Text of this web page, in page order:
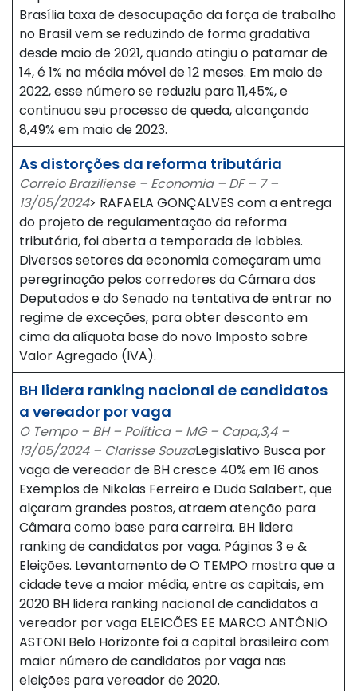
Brasília taxa de desocupação da força de trabalho
no Brasil vem se reduzindo de forma gradativa
desde maio de 2021, quando atingiu o patamar de
14, é 1% na média móvel de 12 meses. Em maio de
2022, esse número se reduziu para 11,45%, e
continuou seu processo de queda, alcançando
8,49% em maio de 2023.
As distorções da reforma tributária
Correio Braziliense – Economia – DF – 7 –
13/05/2024> RAFAELA GONÇALVES com a entrega
do projeto de regulamentação da reforma
tributária, foi aberta a temporada de lobbies.
Diversos setores da economia começaram uma
peregrinação pelos corredores da Câmara dos
Deputados e do Senado na tentativa de entrar no
regime de exceções, para obter desconto em
cima da alíquota base do novo Imposto sobre
Valor Agregado (IVA).
BH lidera ranking nacional de candidatos
a vereador por vaga
O Tempo – BH – Política – MG – Capa,3,4 –
13/05/2024 – Clarisse SouzaLegislativo Busca por
vaga de vereador de BH cresce 40% em 16 anos
Exemplos de Nikolas Ferreira e Duda Salabert, que
alçaram grandes postos, atraem atenção para
Câmara como base para carreira. BH lidera
ranking de candidatos por vaga. Páginas 3 e &
Eleições. Levantamento de O TEMPO mostra que a
cidade teve a maior média, entre as capitais, em
2020 BH lidera ranking nacional de candidatos a
vereador por vaga ELEICÕES EE MARCO ANTÔNIO
ASTONI Belo Horizonte foi a capital brasileira com
maior número de candidatos por vaga nas
eleições para vereador de 2020.